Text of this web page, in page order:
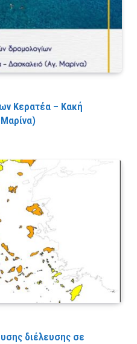
Κερατέα – Κακή
διέλευσης σε